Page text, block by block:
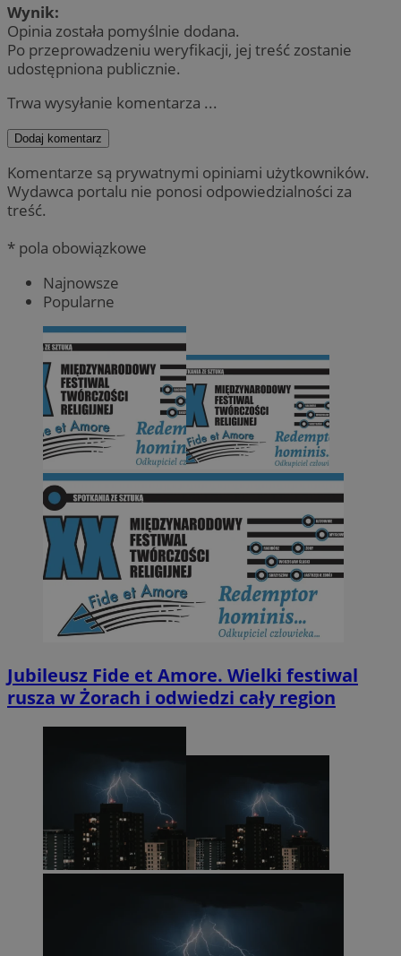
Wynik:
Opinia została pomyślnie dodana.
Po przeprowadzeniu weryfikacji, jej treść zostanie
udostępniona publicznie.
Trwa wysyłanie komentarza ...
Dodaj komentarz
Komentarze są prywatnymi opiniami użytkowników.
Wydawca portalu nie ponosi odpowiedzialności za
treść.
* pola obowiązkowe
Najnowsze
Popularne
Jubileusz Fide et Amore. Wielki festiwal
rusza w Żorach i odwiedzi cały region